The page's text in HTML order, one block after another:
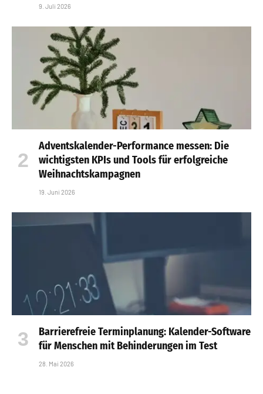
9. Juli 2026
Adventskalender-Performance messen: Die
wichtigsten KPIs und Tools für erfolgreiche
Weihnachtskampagnen
19. Juni 2026
Barrierefreie Terminplanung: Kalender-Software
für Menschen mit Behinderungen im Test
28. Mai 2026